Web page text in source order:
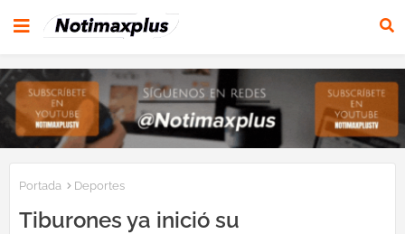
Portada Deportes
Tiburones ya inició su